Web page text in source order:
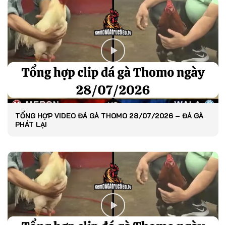
TỔNG HỢP VIDEO ĐÁ GÀ THOMO 28/07/2026 – ĐÁ GÀ
PHÁT LẠI